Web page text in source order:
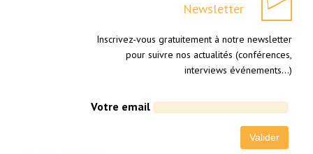
Newsletter
Inscrivez-vous gratuitement à notre newsletter
pour suivre nos actualités (conférences,
interviews événements…)
Votre email